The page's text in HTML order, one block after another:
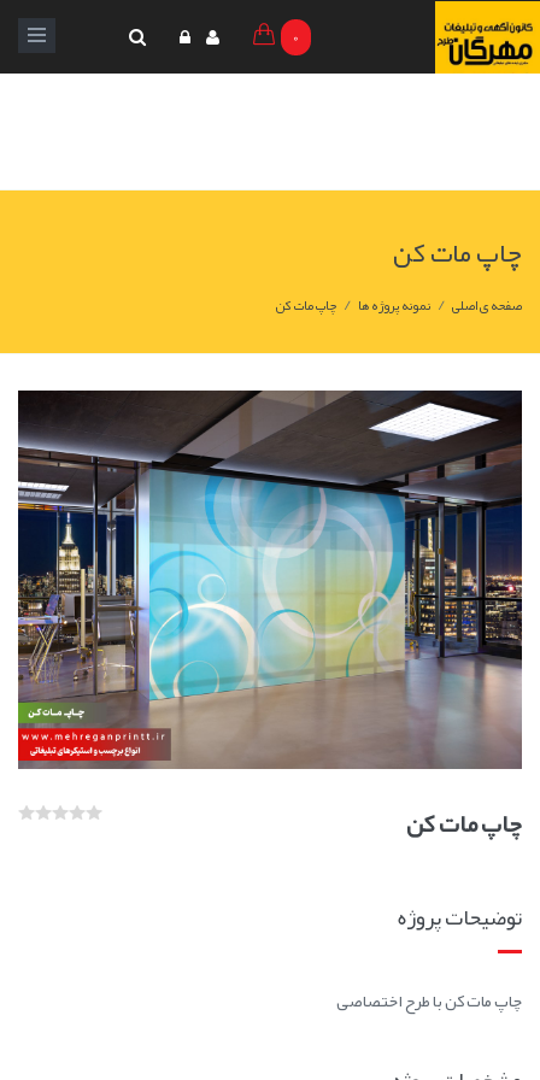
0
چاپ مات کن
صفحه ی اصلی / نمونه پروژه ها / چاپ مات کن
چاپ مات کن
توضیحات پروژه
چاپ مات کن با طرح اختصاصی